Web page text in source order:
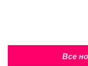
Все